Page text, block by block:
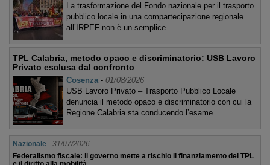
La trasformazione del Fondo nazionale per il trasporto
pubblico locale in una compartecipazione regionale
all’IRPEF non è un semplice…
TPL Calabria, metodo opaco e discriminatorio: USB Lavoro
Privato esclusa dal confronto
Cosenza - 01/08/2026
USB Lavoro Privato – Trasporto Pubblico Locale
denuncia il metodo opaco e discriminatorio con cui la
Regione Calabria sta conducendo l’esame…
Nazionale - 31/07/2026
Federalismo fiscale: il governo mette a rischio il finanziamento del TPL